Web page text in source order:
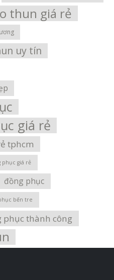
thun giá rẻ
uy tín
giá rẻ
tphcm
phục giá rẻ
đồng phục
bến tre
phục thành công